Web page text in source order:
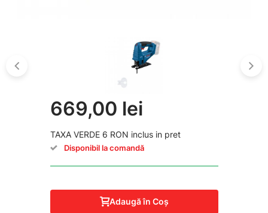
669,00 lei
TAXA VERDE 6 RON inclus in pret
Disponibil la comandă
Adaugă în Coş